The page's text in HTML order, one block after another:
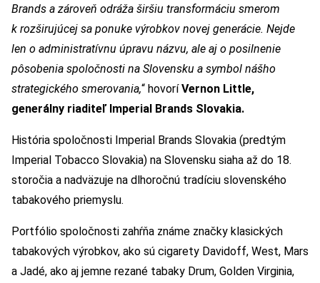
Brands a zároveň odráža širšiu transformáciu smerom
k rozširujúcej sa ponuke výrobkov novej generácie. Nejde
len o administratívnu úpravu názvu, ale aj o posilnenie
pôsobenia spoločnosti na Slovensku a symbol nášho
strategického smerovania,“ hovoríVernon Little,
generálny riaditeľ Imperial Brands Slovakia.
História spoločnosti Imperial Brands Slovakia (predtým
Imperial Tobacco Slovakia) na Slovensku siaha až do 18.
storočia a nadväzuje na dlhoročnú tradíciu slovenského
tabakového priemyslu.
Portfólio spoločnosti zahŕňa známe značky klasických
tabakových výrobkov, ako sú cigarety Davidoff, West, Mars
a Jadé, ako aj jemne rezané tabaky Drum, Golden Virginia,